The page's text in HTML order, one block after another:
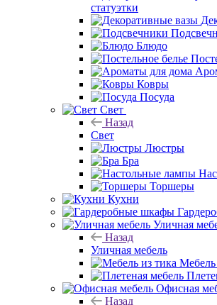
статуэтки
Блюдо
Ковры
Посуда
Свет
Назад
Свет
Люстры
Бра
Торшеры
Кухни
Уличная
Назад
Уличная мебель
Мебель
Офисная
Назад